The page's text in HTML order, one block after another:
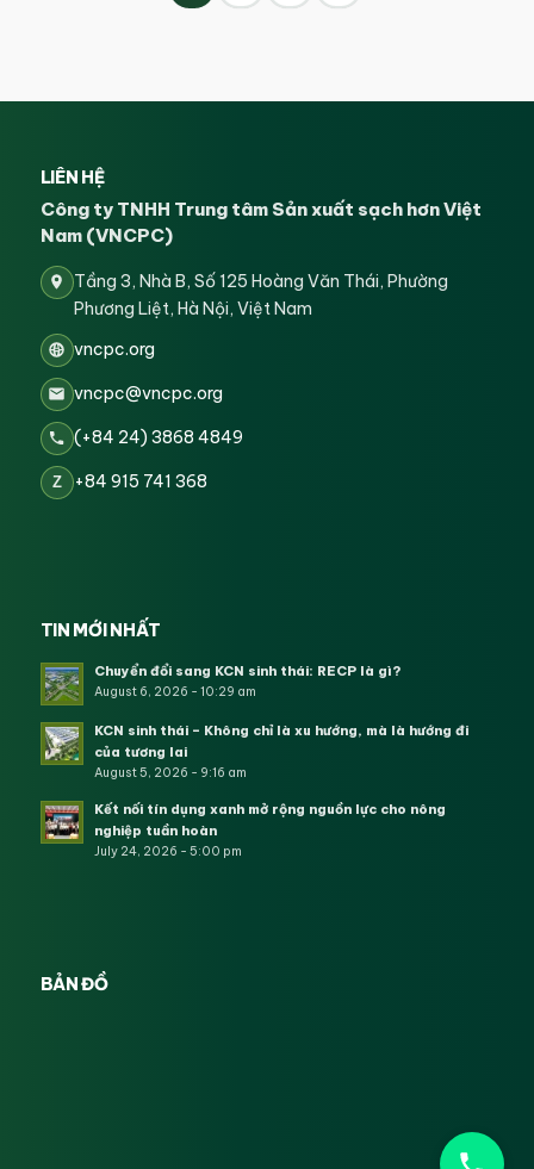
LIÊN HỆ
Công ty TNHH Trung tâm Sản xuất sạch hơn Việt
Nam (VNCPC)
Tầng 3, Nhà B, Số 125 Hoàng Văn Thái, Phường
Phương Liệt, Hà Nội, Việt Nam
vncpc.org
vncpc@vncpc.org
(+84 24) 3868 4849
Z +84 915 741 368
TIN MỚI NHẤT
Chuyển đổi sang KCN sinh thái: RECP là gì?
August 6, 2026 - 10:29 am
KCN sinh thái – Không chỉ là xu hướng, mà là hướng đi
của tương lai
August 5, 2026 - 9:16 am
Kết nối tín dụng xanh mở rộng nguồn lực cho nông
nghiệp tuần hoàn
July 24, 2026 - 5:00 pm
BẢN ĐỒ